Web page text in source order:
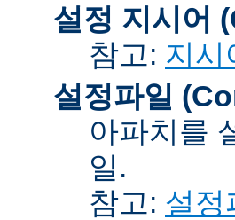
설정 지시어
참고: 지시
설정파일
아파치를
일.
참고: 설정